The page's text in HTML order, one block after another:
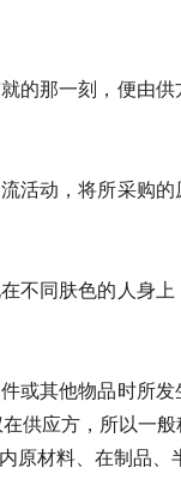
的那一刻，便由
活动，将所采购
不同肤色的人身
或其他物品时所
供应方，所以一般
原材料、在制品、